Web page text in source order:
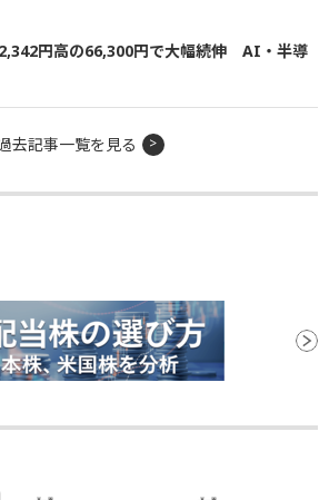
2,342円高の66,300円で大幅続伸 AI・半導
去記事一覧を見る